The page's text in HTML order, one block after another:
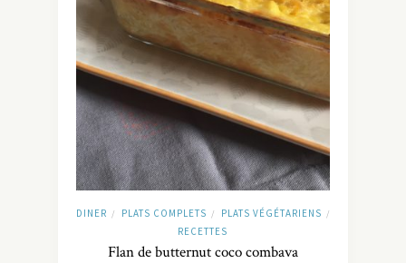
DINER / PLATS COMPLETS / PLATS VÉGÉTARIENS /
RECETTES
Flan de butternut coco combava